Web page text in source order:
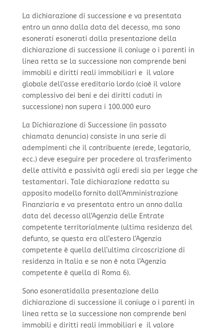
La dichiarazione di successione e va presentata
entro un anno dalla data del decesso, ma sono
esonerati esonerati dalla presentazione della
dichiarazione di successione il coniuge o i parenti in
linea retta se la successione non comprende beni
immobili e diritti reali immobiliari e il valore
globale dell’asse ereditario lordo (cioè il valore
complessivo dei beni e dei diritti caduti in
successione) non supera i 100.000 euro
La Dichiarazione di Successione (in passato
chiamata denuncia) consiste in una serie di
adempimenti che il contribuente (erede, legatario,
ecc.) deve eseguire per procedere al trasferimento
delle attività e passività agli eredi sia per legge che
testamentari. Tale dichiarazione redatta su
apposito modello fornito dall’Amministrazione
Finanziaria e va presentata entro un anno dalla
data del decesso all’Agenzia delle Entrate
competente territorialmente (ultima residenza del
defunto, se questa era all’estero l’Agenzia
competente è quella dell’ultima circoscrizione di
residenza in Italia e se non è nota l’Agenzia
competente è quella di Roma 6).
Sono esoneratidalla presentazione della
dichiarazione di successione il coniuge o i parenti in
linea retta se la successione non comprende beni
immobili e diritti reali immobiliari e il valore